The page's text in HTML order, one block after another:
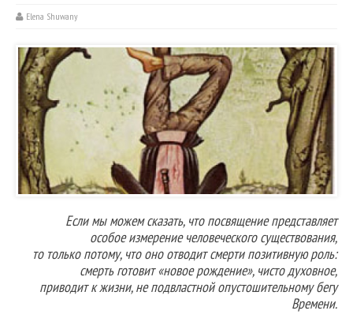
Elena Shuwany
Если мы можем сказать, что посвящение представляет
особое измерение человеческого существования,
то только потому, что оно отводит смерти позитивную роль:
смерть готовит «новое рождение», чисто духовное,
приводит к жизни, не подвластной опустошительному бегу
Времени.